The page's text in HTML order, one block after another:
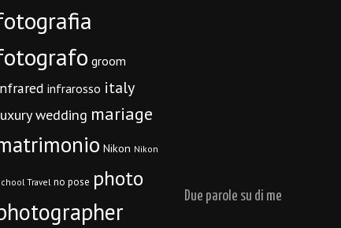
groom
infrarosso italy
wedding mariage
Nikon Nikon
Travel no pose photo
Due parole su di me